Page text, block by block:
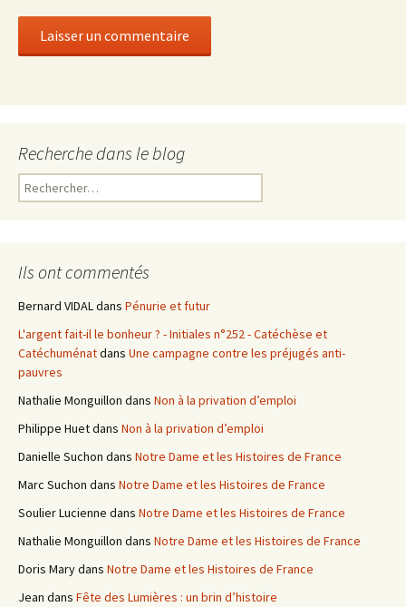
Recherche dans le blog
R
e
r
h
e
r
Ils ont commentés
Bernard VIDALdans Pénurie et futur
L'argent fait-il le bonheur ? - Initiales n°252 - Catéchèse et
Catéchuménatdans Une campagne contre les préjugés anti-
pauvres
Nathalie Monguillon dans Non à la privation d’emploi
Philippe Huetdans Non à la privation d’emploi
Danielle Suchon dans Notre Dame et les Histoires de France
Marc Suchon dans Notre Dame et les Histoires de France
Soulier Lucienne dans Notre Dame et les Histoires de France
Nathalie Monguillon dans Notre Dame et les Histoires de France
Doris Marydans Notre Dame et les Histoires de France
Jean dans Fête des Lumières : un brin d’histoire